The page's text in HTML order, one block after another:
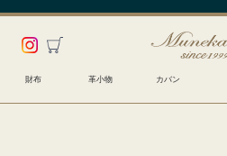
財布 革小物 カバン